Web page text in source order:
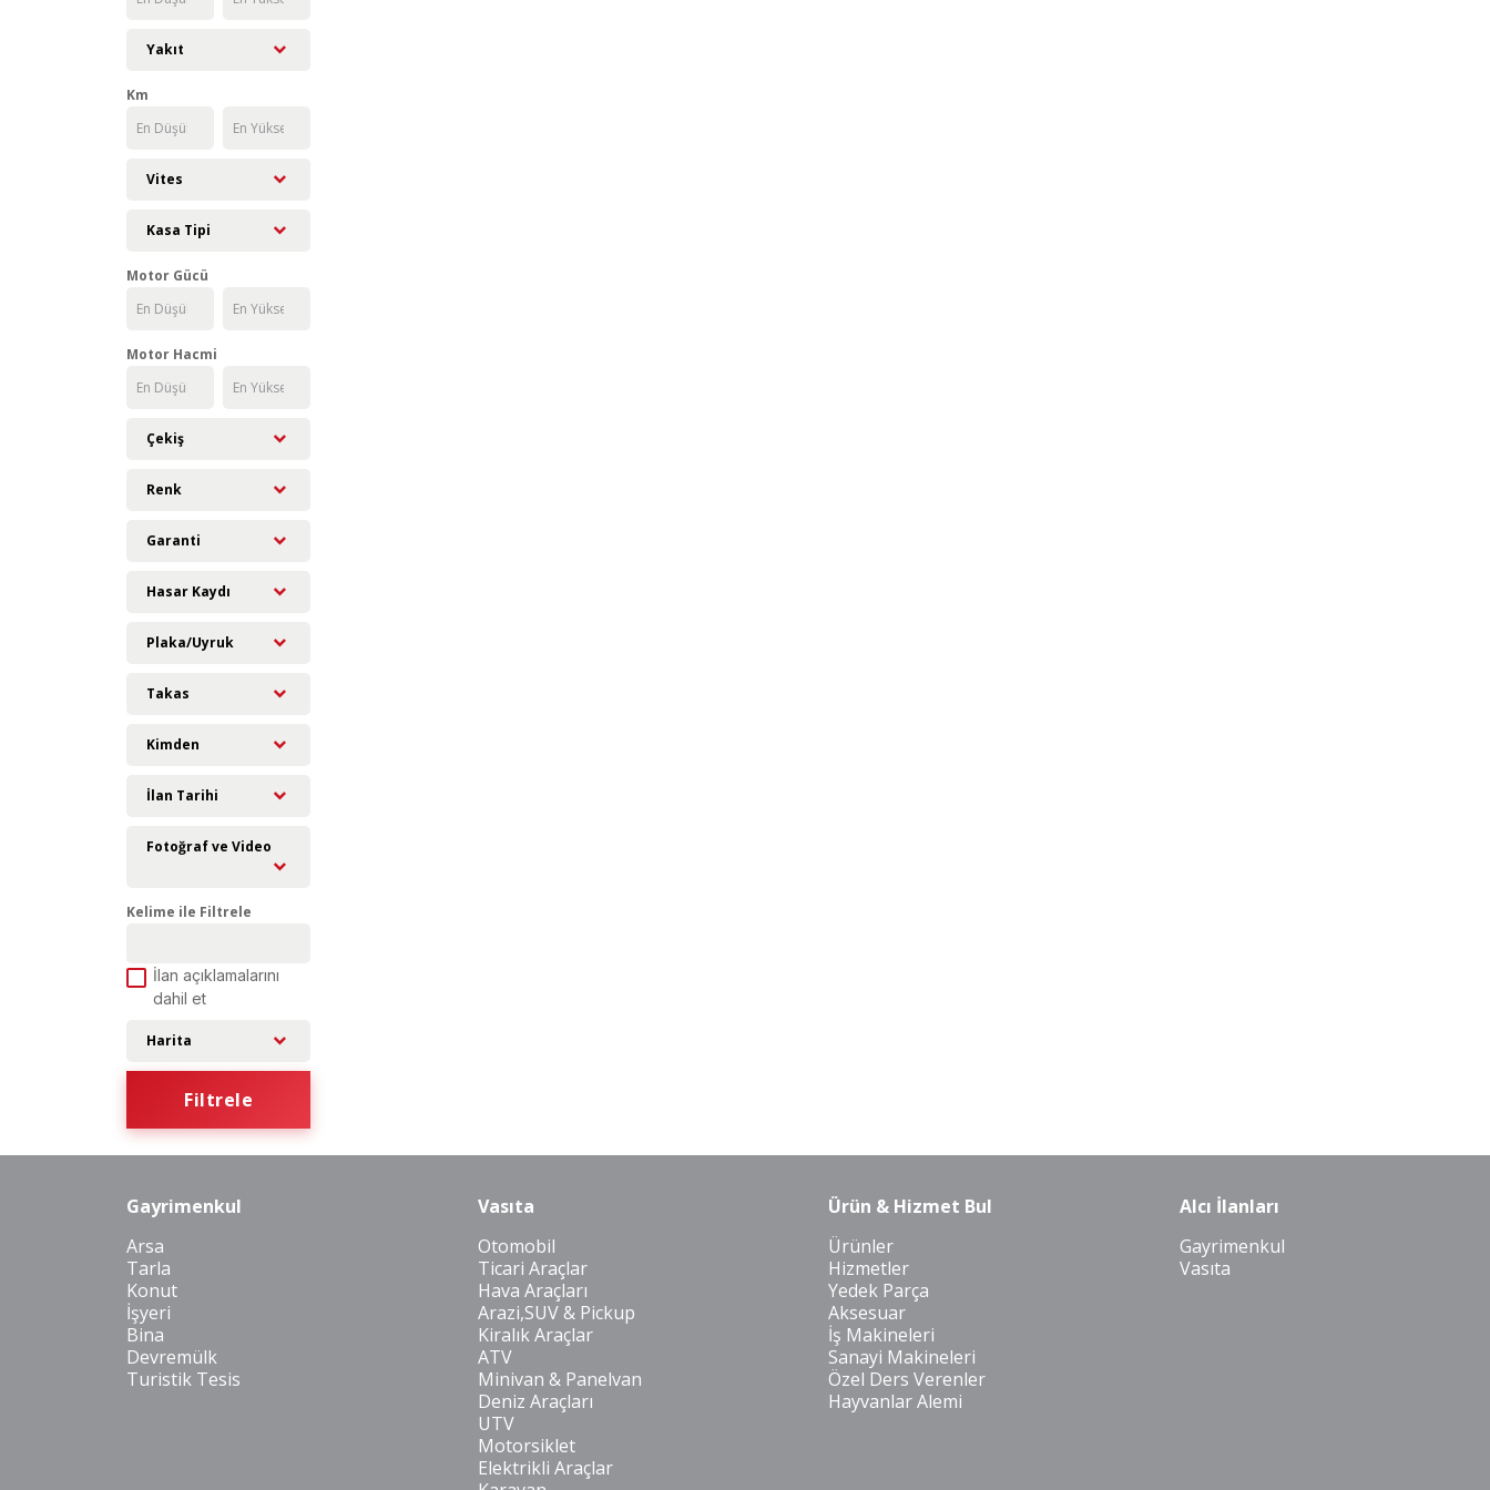
Yakıt
Km
Vites
Kasa Tipi
Motor Gücü
Motor Hacmi
Çekiş
Renk
Garanti
Hasar Kaydı
Plaka/Uyruk
Takas
Kimden
İlan Tarihi
Fotoğraf ve Video
Kelime ile Filtrele
İlan açıklamalarını
dahil et
Harita
Filtrele
Gayrimenkul
Arsa
Tarla
Konut
İşyeri
Bina
Devremülk
Turistik Tesis
Vasıta
Otomobil
Ticari Araçlar
Hava Araçları
Arazi,SUV & Pickup
Kiralık Araçlar
ATV
Minivan & Panelvan
Deniz Araçları
UTV
Motorsiklet
Elektrikli Araçlar
Ürün & Hizmet Bul
Ürünler
Hizmetler
Yedek Parça
Aksesuar
İş Makineleri
Sanayi Makineleri
Özel Ders Verenler
Hayvanlar Alemi
Alcı İlanları
Gayrimenkul
Vasıta